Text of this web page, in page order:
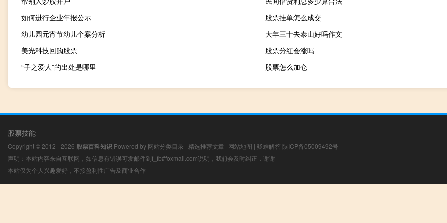
如何进行企业年报公示
股票挂单怎么成交
幼儿园元宵节幼儿个案分析
大年三十去泰山好吗作文
美光科技回购股票
股票分红会涨吗
“子之爱人”的出处是哪里
股票怎么加仓
股票技能
Copyright © 2012 - 2026 股票百科知识 Powered by 网站分类目录 | 精选推荐文章 | 网站地图 | 疑难解答 陕ICP备05009492号
声明：本站内容来自互联网，如信息有错误可发邮件到f_fb#foxmail.com说明，我们会及时纠正，谢谢
本站仅为个人兴趣爱好，不接盈利性广告及商业合作